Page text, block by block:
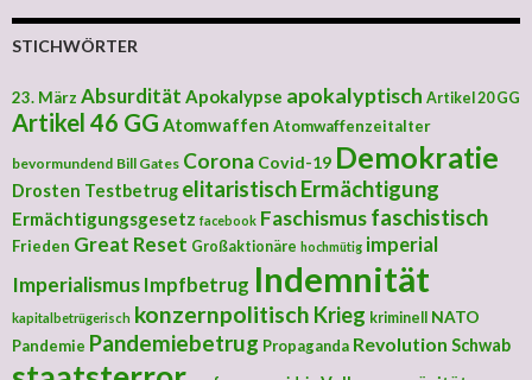
STICHWÖRTER
23. März Absurdität Apokalypse apokalyptisch Artikel 20 GG
Artikel 46 GG Atomwaffen Atomwaffenzeitalter
bevormundend Bill Gates Corona Covid-19 Demokratie
Drosten Testbetrug elitaristischErmächtigung
Ermächtigungsgesetz facebook Faschismusfaschistisch
Frieden Great Reset Großaktionäre hochmütig imperial
Imperialismus Impfbetrug Indemnität
kapitalbetrügerisch konzernpolitisch Krieg kriminell
NATO
Pandemie Pandemiebetrug Propaganda Revolution Schwab